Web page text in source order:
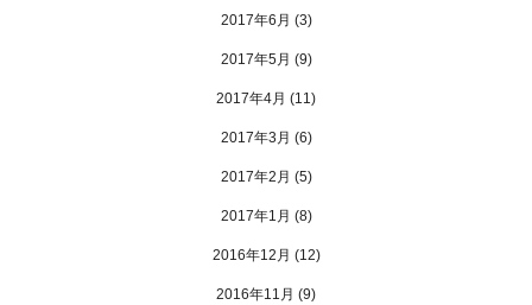
2017年6月 (3)
2017年5月 (9)
2017年4月 (11)
2017年3月 (6)
2017年2月 (5)
2017年1月 (8)
2016年12月 (12)
2016年11月 (9)